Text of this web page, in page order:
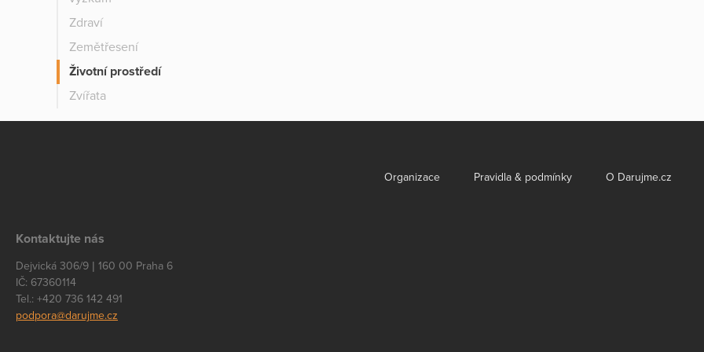
Zdraví
Zemětřesení
Životní prostředí
Zvířata
Organizace Pravidla & podmínky O Darujme.cz
Kontaktujte nás
Dejvická 306/9 | 160 00 Praha 6
IČ: 67360114
Tel.: +420 736 142 491
podpora@darujme.cz